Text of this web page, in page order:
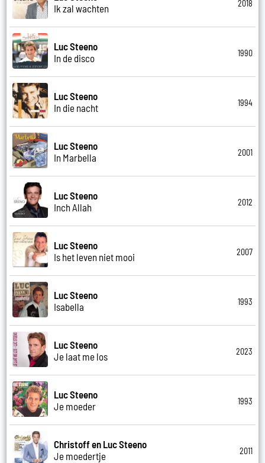
Ik zal wachten
2018
Luc Steeno
In de disco
1990
Luc Steeno
In die nacht
1994
Luc Steeno
In Marbella
2001
Luc Steeno
Inch Allah
2012
Luc Steeno
Is het leven niet mooi
2007
Luc Steeno
Isabella
1993
Luc Steeno
Je laat me los
2023
Luc Steeno
Je moeder
1993
Christoff en Luc Steeno
Je moedertje
2011